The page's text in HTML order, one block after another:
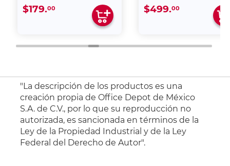
$179.00 $499.00
"La descripción de los productos es una
creación propia de Office Depot de México
S.A. de C.V., por lo que su reproducción no
autorizada, es sancionada en términos de la
Ley de la Propiedad Industrial y de la Ley
Federal del Derecho de Autor".